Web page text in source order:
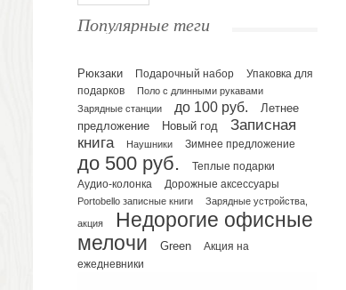
Датированные ежедневники
Планинги и телефонные книжки
Планинги датированные
Планинги недатированные
Телефонные книжки
Еженедельники
Органайзер на ежедневник
Сумки и Рюкзаки
Сумки для планшетов и ноутбуков
Рюкзаки
Популярные теги
Рюкзаки Подарочный набор
Упаковка для
подарков
Поло с длинными рукавами
Зарядные станции
до 100 руб.
Летнее
предложение
Новый год
Записная
книга
Наушники Зимнее предложение
до 500 руб.
Теплые подарки
Аудио-колонка
Дорожные аксессуары
Portobello записные книги
Зарядные устройства,
акция
Недорогие офисные
мелочи
Green
Акция на
ежедневники